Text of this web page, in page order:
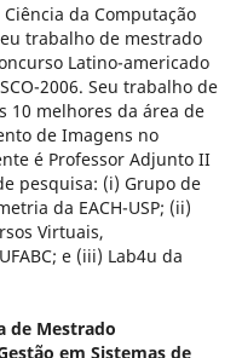
da Computação
trabalho de mestrado
Latino-americado
2006. Seu trabalho de
10 melhores da área de
de Imagens no
é Professor Adjunto II
pesquisa: (i) Grupo de
da EACH-USP; (ii)
Virtuais,
e (iii) Lab4u da
de Mestrado
em Sistemas de